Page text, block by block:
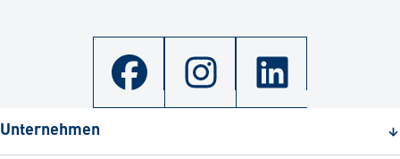
Unternehmen